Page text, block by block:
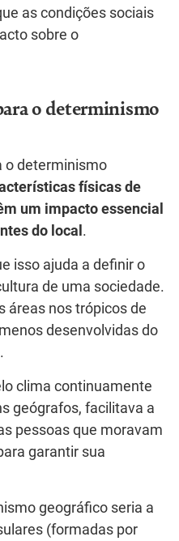
as condições sociais
sobre o
o determinismo
o determinismo
físicas de
um impacto essencial
do local .
isso ajuda a definir o
de uma sociedade.
áreas nos trópicos de
desenvolvidas do
clima continuamente
geógrafos, facilitava a
pessoas que moravam
garantir sua
geográfico seria a
(formadas por